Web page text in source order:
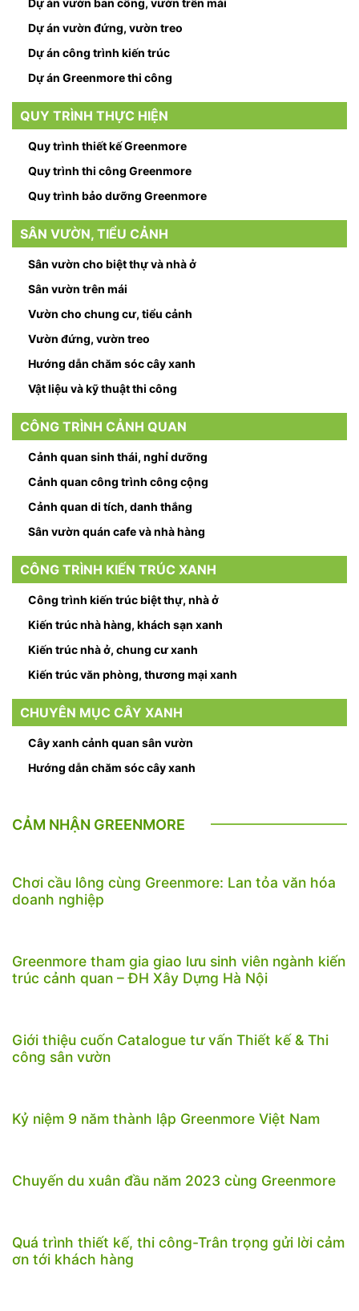
Dự án vườn ban công, vườn trên mái
Dự án vườn đứng, vườn treo
Dự án công trình kiến trúc
Dự án Greenmore thi công
QUY TRÌNH THỰC HIỆN
Quy trình thiết kế Greenmore
Quy trình thi công Greenmore
Quy trình bảo dưỡng Greenmore
SÂN VƯỜN, TIỂU CẢNH
Sân vườn cho biệt thự và nhà ở
Sân vườn trên mái
Vườn cho chung cư, tiểu cảnh
Vườn đứng, vườn treo
Hướng dẫn chăm sóc cây xanh
Vật liệu và kỹ thuật thi công
CÔNG TRÌNH CẢNH QUAN
Cảnh quan sinh thái, nghỉ dưỡng
Cảnh quan công trình công cộng
Cảnh quan di tích, danh thắng
Sân vườn quán cafe và nhà hàng
CÔNG TRÌNH KIẾN TRÚC XANH
Công trình kiến trúc biệt thự, nhà ở
Kiến trúc nhà hàng, khách sạn xanh
Kiến trúc nhà ở, chung cư xanh
Kiến trúc văn phòng, thương mại xanh
CHUYÊN MỤC CÂY XANH
Cây xanh cảnh quan sân vườn
Hướng dẫn chăm sóc cây xanh
CẢM NHẬN GREENMORE
Chơi cầu lông cùng Greenmore: Lan tỏa văn hóa
doanh nghiệp
Greenmore tham gia giao lưu sinh viên ngành kiến
trúc cảnh quan – ĐH Xây Dựng Hà Nội
Giới thiệu cuốn Catalogue tư vấn Thiết kế & Thi
công sân vườn
Kỷ niệm 9 năm thành lập Greenmore Việt Nam
Chuyến du xuân đầu năm 2023 cùng Greenmore
Quá trình thiết kế, thi công-Trân trọng gửi lời cảm
ơn tới khách hàng